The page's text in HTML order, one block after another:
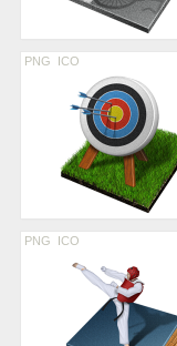
PNG ICO
PNG ICO